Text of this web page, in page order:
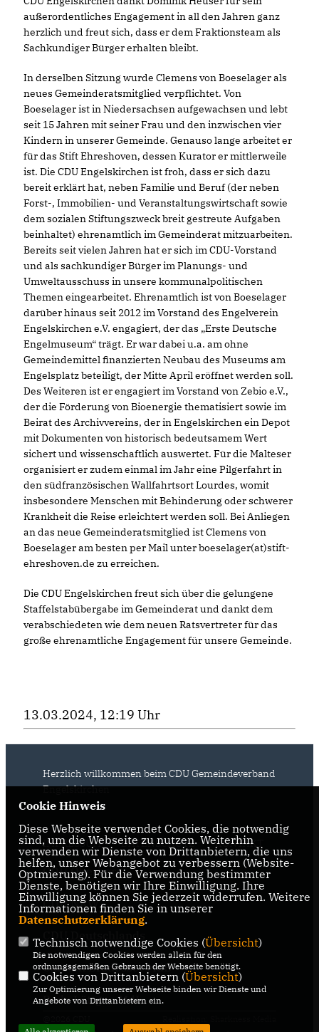
außerordentliches Engagement in all den Jahren ganz
herzlich und freut sich, dass er dem Fraktionsteam als
Sachkundiger Bürger erhalten bleibt.
In derselben Sitzung wurde Clemens von Boeselager als
neues Gemeinderatsmitglied verpflichtet. Von
Boeselager ist in Niedersachsen aufgewachsen und lebt
seit 15 Jahren mit seiner Frau und den inzwischen vier
Kindern in unserer Gemeinde. Genauso lange arbeitet er
für das Stift Ehreshoven, dessen Kurator er mittlerweile
ist. Die CDU Engelskirchen ist froh, dass er sich dazu
bereit erklärt hat, neben Familie und Beruf (der neben
Forst-, Immobilien- und Veranstaltungswirtschaft sowie
dem sozialen Stiftungszweck breit gestreute Aufgaben
beinhaltet) ehrenamtlich im Gemeinderat mitzuarbeiten.
Bereits seit vielen Jahren hat er sich im CDU-Vorstand
und als sachkundiger Bürger im Planungs- und
Umweltausschuss in unsere kommunalpolitischen
Themen eingearbeitet. Ehrenamtlich ist von Boeselager
darüber hinaus seit 2012 im Vorstand des Engelverein
Engelskirchen e.V. engagiert, der das „Erste Deutsche
Engelmuseum“ trägt. Er war dabei u.a. am ohne
Gemeindemittel finanzierten Neubau des Museums am
Engelsplatz beteiligt, der Mitte April eröffnet werden soll.
Des Weiteren ist er engagiert im Vorstand von Zebio e.V.,
der die Förderung von Bioenergie thematisiert sowie im
Beirat des Archivvereins, der in Engelskirchen ein Depot
mit Dokumenten von historisch bedeutsamem Wert
sichert und wissenschaftlich auswertet. Für die Malteser
organisiert er zudem einmal im Jahr eine Pilgerfahrt in
den südfranzösischen Wallfahrtsort Lourdes, womit
insbesondere Menschen mit Behinderung oder schwerer
Krankheit die Reise erleichtert werden soll. Bei Anliegen
an das neue Gemeinderatsmitglied ist Clemens von
Boeselager am besten per Mail unter boeselager(at)stift-
ehreshoven.de zu erreichen.
Die CDU Engelskirchen freut sich über die gelungene
Staffelstabübergabe im Gemeinderat und dankt dem
verabschiedeten wie dem neuen Ratsvertreter für das
große ehrenamtliche Engagement für unsere Gemeinde.
13.03.2024, 12:19 Uhr
Herzlich willkommen beim CDU Gemeindeverband
Engelskirchen
IMPRESSUM DATENSCHUTZ KONTAKT
CDU Oberberg
CDU NRW
CDU Deutschlands
Carsten Brodesser MdB
Bodo Löttgen MdL
Cookie Hinweis
Diese Webseite verwendet Cookies, die notwendig
sind, um die Webseite zu nutzen. Weiterhin
verwenden wir Dienste von Drittanbietern, die uns
helfen, unser Webangebot zu verbessern (Website-
Optmierung). Für die Verwendung bestimmter
Dienste, benötigen wir Ihre Einwilligung. Ihre
Einwilligung können Sie jederzeit widerrufen. Weitere
Informationen finden Sie in unserer
Datenschutzerklärung.
Technisch notwendige Cookies (Übersicht)
Die notwendigen Cookies werden allein für den
ordnungsgemäßen Gebrauch der Webseite benötigt.
Cookies von Drittanbietern (Übersicht)
Zur Optimierung unserer Webseite binden wir Dienste und
Angebote von Drittanbietern ein.